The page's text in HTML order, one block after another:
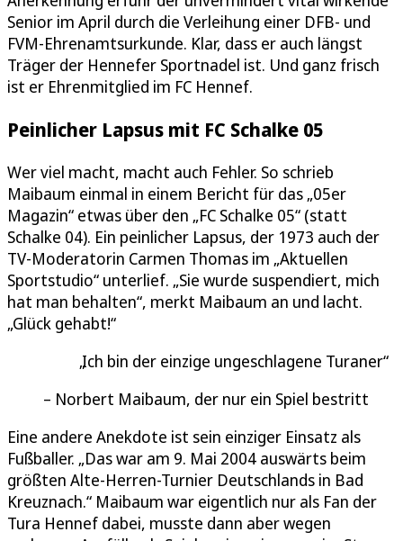
Senior im April durch die Verleihung einer DFB- und
FVM-Ehrenamtsurkunde. Klar, dass er auch längst
Träger der Hennefer Sportnadel ist. Und ganz frisch
ist er Ehrenmitglied im FC Hennef.
Peinlicher Lapsus mit FC Schalke 05
Wer viel macht, macht auch Fehler. So schrieb
Maibaum einmal in einem Bericht für das „05er
Magazin“ etwas über den „FC Schalke 05“ (statt
Schalke 04). Ein peinlicher Lapsus, der 1973 auch der
TV-Moderatorin Carmen Thomas im „Aktuellen
Sportstudio“ unterlief. „Sie wurde suspendiert, mich
hat man behalten“, merkt Maibaum an und lacht.
„Glück gehabt!“
Ich bin der einzige ungeschlagene Turaner
Norbert Maibaum, der nur ein Spiel bestritt
Eine andere Anekdote ist sein einziger Einsatz als
Fußballer. „Das war am 9. Mai 2004 auswärts beim
größten Alte-Herren-Turnier Deutschlands in Bad
Kreuznach.“ Maibaum war eigentlich nur als Fan der
Tura Hennef dabei, musste dann aber wegen